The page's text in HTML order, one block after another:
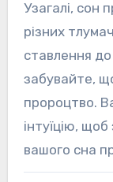
Узагалі, сон
різних
ставлення
забувайте,
пророцтво.
інтуїцію,
вашого сна